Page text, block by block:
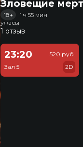
Зловещие
18+
1 ч 55 мин
ужасы
1 отзыв
23:20
Зал 5
520 руб.
2D